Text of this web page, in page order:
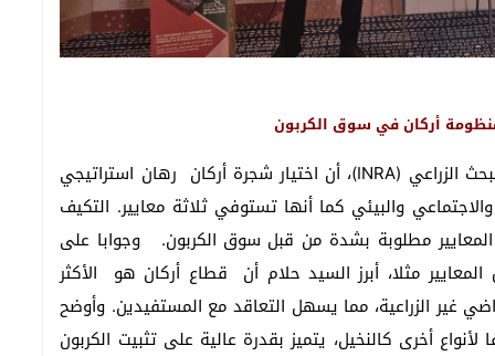
منظومة أركان في سوق الكربون
و أوضح الدكتور جمال حلام، باحث بالمعهد الوطني للبحث الزراعي (INRA)، أن اختيار شجرة أركان رهان استراتيجي
والبيئي كما أنها تستوفي ثلاثة معايير. التكيف
المعايير مطلوبة بشدة من قبل سوق الكربون. وجوابا على
مثلا، أبرز السيد حلام أن قطاع أركان هو الأكثر
غير الزراعية، مما يسهل التعاقد مع المستفيدين. وأوضح
أخرى كالنخيل، يتميز بقدرة عالية على تثبيت الكربون